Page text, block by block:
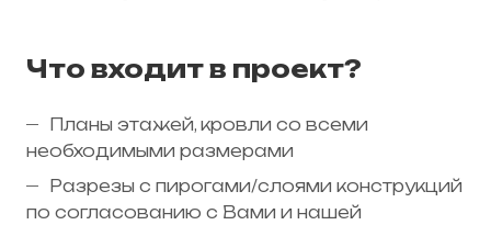
Что входит в проект?
Планы этажей, кровли со всеми
необходимыми размерами
Разрезы с пирогами/слоями конструкций
по согласованию с Вами и нашей